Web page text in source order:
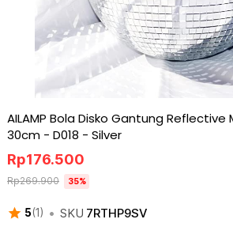
AILAMP Bola Disko Gantung Reflective
30cm - D018 - Silver
5(1 ) • SKU 7RTHP9SV
Rp176.500
Rp269.900 35%